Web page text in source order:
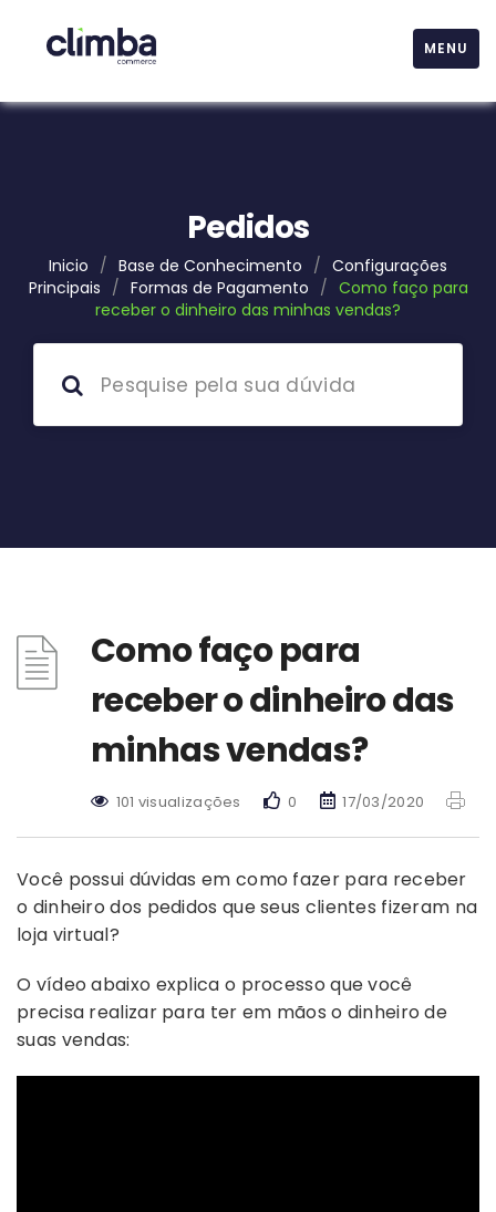
MENU
Pedidos
Inicio / Base de Conhecimento / Configurações
Principais / Formas de Pagamento / Como faço para
receber o dinheiro das minhas vendas?
Como faço para
receber o dinheiro das
minhas vendas?
101 visualizações 0 17/03/2020
Você possui dúvidas em como fazer para receber
o dinheiro dos pedidos que seus clientes fizeram na
loja virtual?
O vídeo abaixo explica o processo que você
precisa realizar para ter em mãos o dinheiro de
suas vendas: